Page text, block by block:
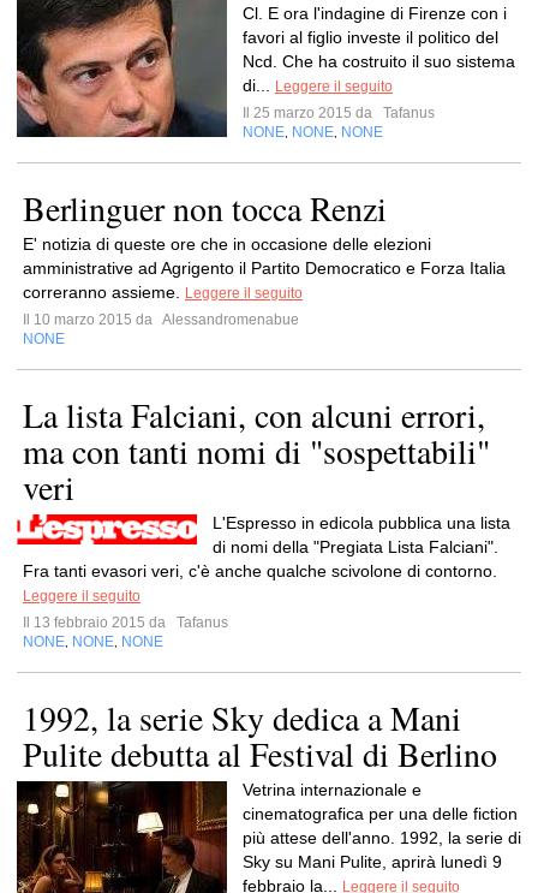
Cl. E ora l'indagine di Firenze con i
favori al figlio investe il politico del
Ncd. Che ha costruito il suo sistema
di...
Leggere il seguito
Il 25 marzo 2015 da
Tafanus
NONE NONE NONE
Berlinguer non tocca Renzi
E' notizia di queste ore che in occasione delle elezioni
amministrative ad Agrigento il Partito Democratico e Forza Italia
correranno assieme.
Leggere il seguito
Il 10 marzo 2015 da Alessandromenabue
NONE
La lista Falciani, con alcuni errori,
ma con tanti nomi di "sospettabili"
veri
L'Espresso in edicola pubblica una lista
di nomi della "Pregiata Lista Falciani".
Fra tanti evasori veri, c'è anche qualche scivolone di contorno.
Leggere il seguito
Il 13 febbraio 2015 da
Tafanus
NONE NONE NONE
1992, la serie Sky dedica a Mani
Pulite debutta al Festival di Berlino
Vetrina internazionale e
cinematografica per una delle fiction
più attese dell'anno. 1992, la serie di
Sky su Mani Pulite, aprirà lunedì 9
febbraio la...
Leggere il seguito